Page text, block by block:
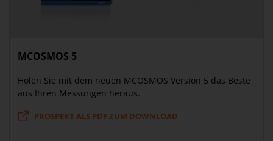
MCOSMOS 5
Holen Sie mit dem neuen MCOSMOS Version 5 das Beste
aus Ihren Messungen heraus.
PROSPEKT ALS PDF ZUM DOWNLOAD